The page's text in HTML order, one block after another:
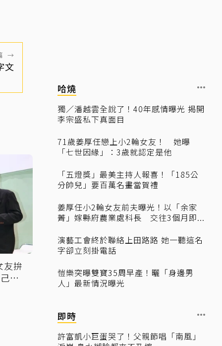
→
文
拚
的
哈燒
獨／潘越雲全說了！40年感情曝光 揭開
李宗盛私下真面目
71歲姜厚任戀上小2輪女友！ 她曝
「七世因緣」：3歲就認定是他
「五燈獎」最美主持人報喜！「185公
分帥兒」要百萬名畫當賀禮
姜厚任小2輪女友前夫曝光！以「余家
菁」嫁縣府農業處科長 交往3個月即...
演藝工會終於聯絡上田路路 她一聽這名
字卻立刻掛電話
愷樂突曝雙寶35周早產！曬「身邊男
人」最新情況曝光
即時
許富凱小巨蛋哭了！父親節唱「南風」